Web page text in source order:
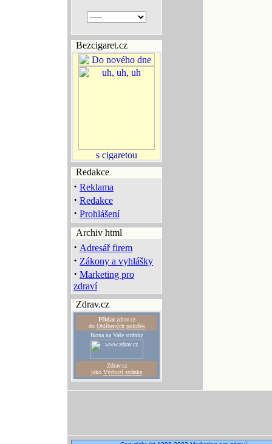
Bezcigaret.cz
Redakce
· Reklama
· Redakce
· Prohlášení
Archiv html
· Adresář firem
· Zákony a vyhlášky
· Marketing pro
zdraví
Zdrav.cz
Přidatzdrav.cz
do Oblíbených položek
Ikona na Vaše stránky
Zdrav.cz
jako Výchozí stránka